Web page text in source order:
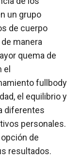
un grupo
de cuerpo
manera
quema de
el
fullbody
el equilibrio y
diferentes
personales.
de
resultados.